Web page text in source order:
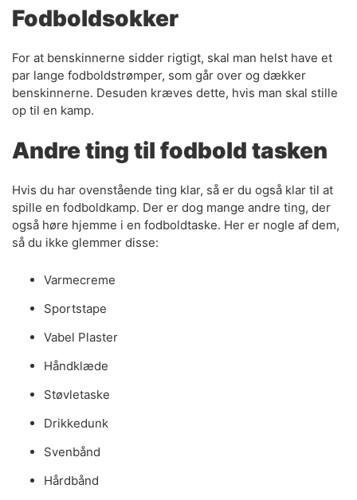
Fodboldsokker
For at benskinnerne sidder rigtigt, skal man helst have et
par lange fodboldstrømper, som går over og dækker
benskinnerne. Desuden kræves dette, hvis man skal stille
op til en kamp.
Andre ting til fodbold tasken
Hvis du har ovenstående ting klar, så er du også klar til at
spille en fodboldkamp. Der er dog mange andre ting, der
også høre hjemme i en fodboldtaske. Her er nogle af dem,
så du ikke glemmer disse:
Varmecreme
Sportstape
Vabel Plaster
Håndklæde
Støvletaske
Drikkedunk
Svenbånd
Hårdbånd